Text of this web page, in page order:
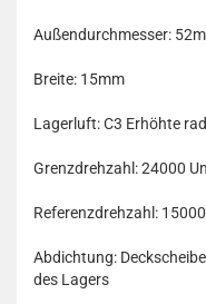
Außendurchmesser:
Breite: 15mm
Lagerluft: C3 Erhöhte
Grenzdrehzahl: 24000
Referenzdrehzahl:
Abdichtung:
des Lagers